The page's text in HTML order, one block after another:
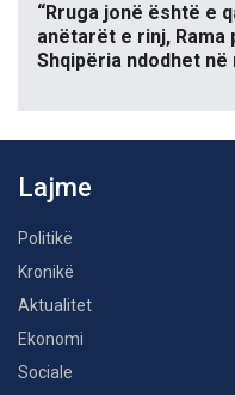
“Rruga jonë është e
anëtarët e rinj, Rama
Shqipëria ndodhet
Lajme
Politikë
Kronikë
Aktualitet
Ekonomi
Sociale